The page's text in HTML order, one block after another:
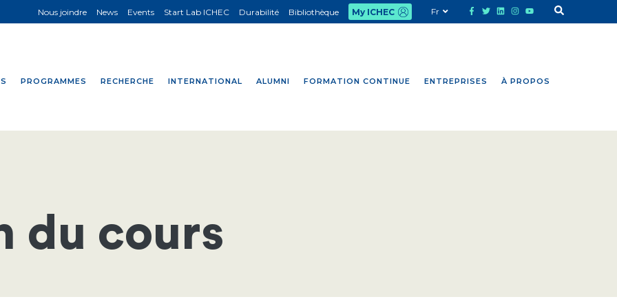
PROGRAMMES RECHERCHE INTERNATIONAL ALUMNI FORMATION CONTINUE ENTREPRISES À PROPOS
Nous joindre News Events Start Lab ICHEC Durabilité Bibliothèque My ICHEC Fr
du cours